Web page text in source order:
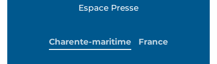
Espace Presse
Charente-maritime France